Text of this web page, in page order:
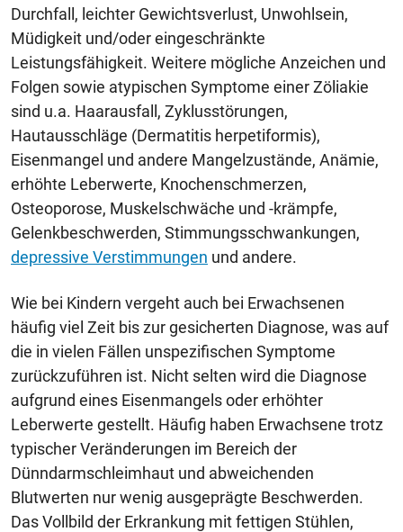
Durchfall, leichter Gewichtsverlust, Unwohlsein,
Müdigkeit und/oder eingeschränkte
Leistungsfähigkeit. Weitere mögliche Anzeichen und
Folgen sowie atypischen Symptome einer Zöliakie
sind u.a. Haarausfall, Zyklusstörungen,
Hautausschläge (Dermatitis herpetiformis),
Eisenmangel und andere Mangelzustände, Anämie,
erhöhte Leberwerte, Knochenschmerzen,
Osteoporose, Muskelschwäche und -krämpfe,
Gelenkbeschwerden, Stimmungsschwankungen,
depressive Verstimmungen und andere.
Wie bei Kindern vergeht auch bei Erwachsenen
häufig viel Zeit bis zur gesicherten Diagnose, was auf
die in vielen Fällen unspezifischen Symptome
zurückzuführen ist. Nicht selten wird die Diagnose
aufgrund eines Eisenmangels oder erhöhter
Leberwerte gestellt. Häufig haben Erwachsene trotz
typischer Veränderungen im Bereich der
Dünndarmschleimhaut und abweichenden
Blutwerten nur wenig ausgeprägte Beschwerden.
Das Vollbild der Erkrankung mit fettigen Stühlen,